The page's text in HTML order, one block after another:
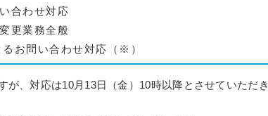
合わせ対応
更業務全般
るお問い合わせ対応（※）
、対応は10月13日（金）10時以降とさせていただき